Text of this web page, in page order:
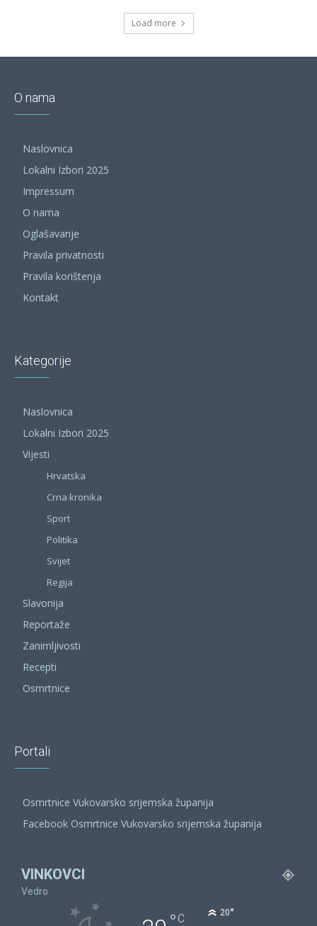
Load more
O nama
Naslovnica
Lokalni Izbori 2025
Impressum
O nama
Oglašavanje
Pravila privatnosti
Pravila korištenja
Kontakt
Kategorije
Naslovnica
Lokalni Izbori 2025
Vijesti
Hrvatska
Crna kronika
Sport
Politika
Svijet
Regija
Slavonija
Reportaže
Zanimljivosti
Recepti
Osmrtnice
Portali
Osmrtnice Vukovarsko srijemska županija
Facebook Osmrtnice Vukovarsko srijemska županija
VINKOVCI
Vedro
C 20°